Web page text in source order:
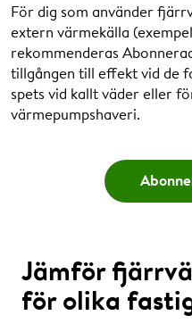
Ett prisexempel
Anta att er
månadersperioden var
kW. Det ger en
Det innebär:
För dig som använder
extern värmekälla
rekommenderas
tillgången till effekt vid de
spets vid kallt väder eller
värmepumpshaveri.
Jämför
för olika